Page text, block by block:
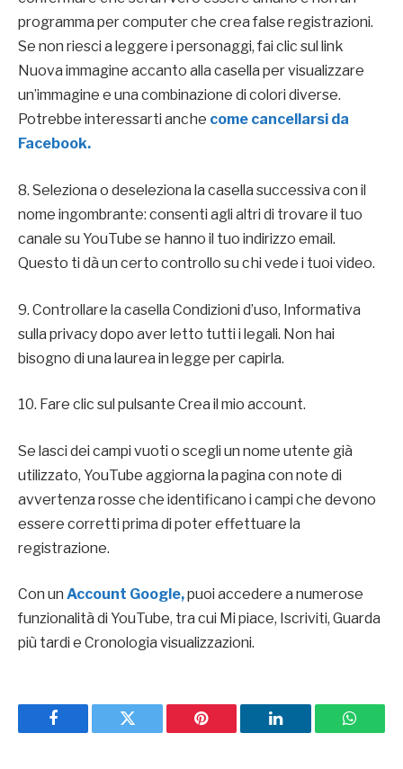
programma per computer che crea false registrazioni.
Se non riesci a leggere i personaggi, fai clic sul link
Nuova immagine accanto alla casella per visualizzare
un’immagine e una combinazione di colori diverse.
Potrebbe interessarti anche come cancellarsi da
Facebook.
8. Seleziona o deseleziona la casella successiva con il
nome ingombrante: consenti agli altri di trovare il tuo
canale su YouTube se hanno il tuo indirizzo email.
Questo ti dà un certo controllo su chi vede i tuoi video.
9. Controllare la casella Condizioni d’uso, Informativa
sulla privacy dopo aver letto tutti i legali. Non hai
bisogno di una laurea in legge per capirla.
10. Fare clic sul pulsante Crea il mio account.
Se lasci dei campi vuoti o scegli un nome utente già
utilizzato, YouTube aggiorna la pagina con note di
avvertenza rosse che identificano i campi che devono
essere corretti prima di poter effettuare la
registrazione.
Con un Account Google,puoi accedere a numerose
funzionalità di YouTube, tra cui Mi piace, Iscriviti, Guarda
più tardi e Cronologia visualizzazioni.
Facebook Twitter Pinterest LinkedIn